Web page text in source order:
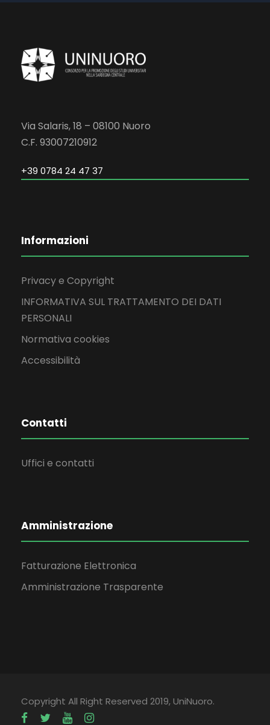
Via Salaris, 18 – 08100 Nuoro
C.F. 93007210912
+39 0784 24 47 37
Informazioni
Privacy e Copyright
INFORMATIVA SUL TRATTAMENTO DEI DATI
PERSONALI
Normativa cookies
Accessibilità
Contatti
Uffici e contatti
Amministrazione
Fatturazione Elettronica
Amministrazione Trasparente
Copyright All Right Reserved 2019, UniNuoro.